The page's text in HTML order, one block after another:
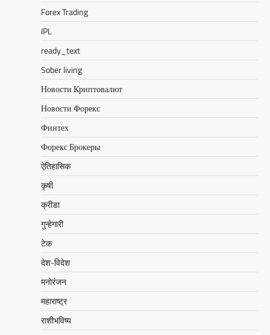
Forex Trading
IPL
ready_text
Sober living
Новости Криптовалют
Новости Форекс
Финтех
Форекс Брокеры
ऐतिहासिक
कृषी
क्रीडा
गुन्हेगारी
टेक
देश-विदेश
मनोरंजन
महाराष्ट्र
राशीभविष्य